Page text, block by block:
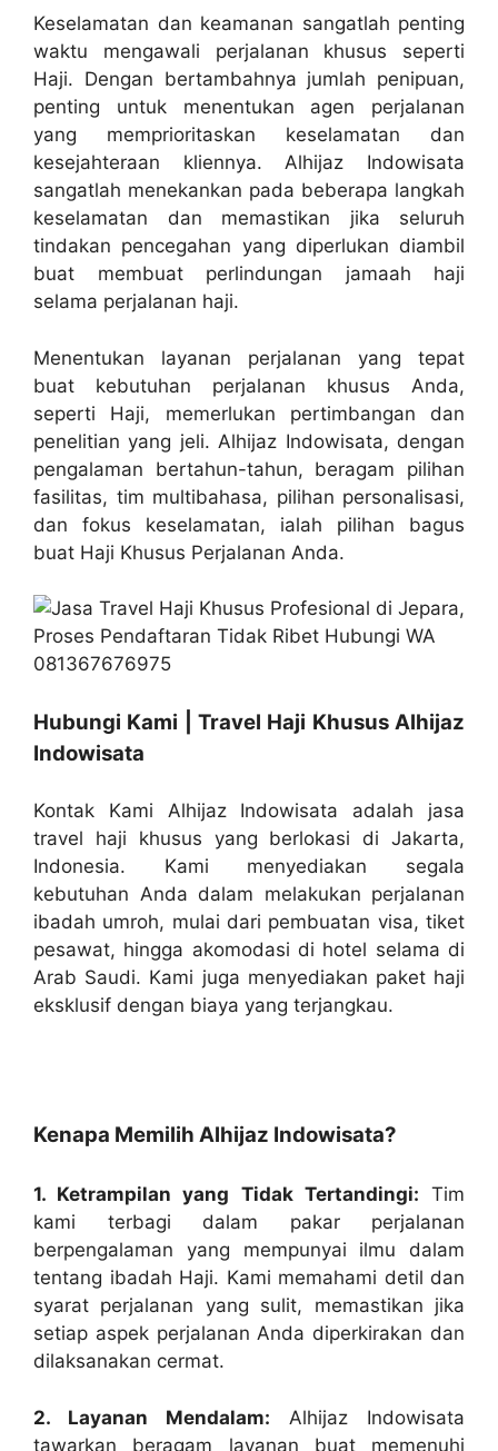
Keselamatan dan keamanan sangatlah penting
waktu mengawali perjalanan khusus seperti
Haji. Dengan bertambahnya jumlah penipuan,
penting untuk menentukan agen perjalanan
yang memprioritaskan keselamatan dan
kesejahteraan kliennya. Alhijaz Indowisata
sangatlah menekankan pada beberapa langkah
keselamatan dan memastikan jika seluruh
tindakan pencegahan yang diperlukan diambil
buat membuat perlindungan jamaah haji
selama perjalanan haji.
Menentukan layanan perjalanan yang tepat
buat kebutuhan perjalanan khusus Anda,
seperti Haji, memerlukan pertimbangan dan
penelitian yang jeli. Alhijaz Indowisata, dengan
pengalaman bertahun-tahun, beragam pilihan
fasilitas, tim multibahasa, pilihan personalisasi,
dan fokus keselamatan, ialah pilihan bagus
buat Haji Khusus Perjalanan Anda.
Hubungi Kami | Travel Haji Khusus Alhijaz
Indowisata
Kontak Kami Alhijaz Indowisata adalah jasa
travel haji khusus yang berlokasi di Jakarta,
Indonesia. Kami menyediakan segala
kebutuhan Anda dalam melakukan perjalanan
ibadah umroh, mulai dari pembuatan visa, tiket
pesawat, hingga akomodasi di hotel selama di
Arab Saudi. Kami juga menyediakan paket haji
eksklusif dengan biaya yang terjangkau.
Kenapa Memilih Alhijaz Indowisata?
1. Ketrampilan yang Tidak Tertandingi: Tim
kami terbagi dalam pakar perjalanan
berpengalaman yang mempunyai ilmu dalam
tentang ibadah Haji. Kami memahami detil dan
syarat perjalanan yang sulit, memastikan jika
setiap aspek perjalanan Anda diperkirakan dan
dilaksanakan cermat.
2. Layanan Mendalam: Alhijaz Indowisata
tawarkan beragam layanan buat memenuhi